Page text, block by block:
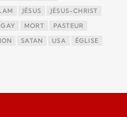
JÉSUS JÉSUS-CHRIST
MORT PASTEUR
SATAN USA ÉGLISE